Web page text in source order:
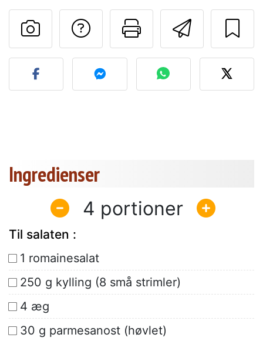
Send
Udskriv
Stil et spørgsmål
Send dit billede af denne
Ingredienser
4
Til salaten :
1 romainesalat
250 g kylling (8 små strimler)
4 æg
30 g parmesanost (høvlet)